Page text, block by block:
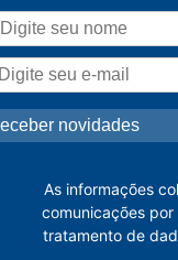
As informações
comunicações por
tratamento de